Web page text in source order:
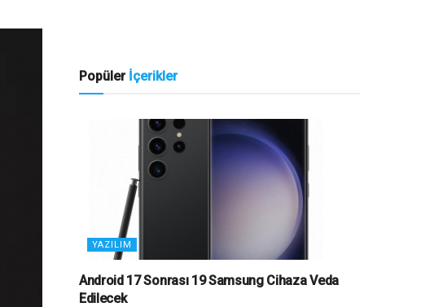
Popüler İçerikler
YAZILIM
Android 17 Sonrası 19 Samsung Cihaza Veda
Edilecek